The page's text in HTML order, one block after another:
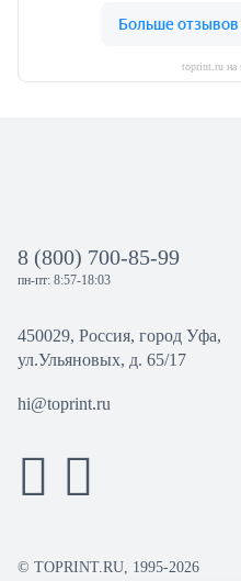
toprint.ru на
8 (800) 700-85-99
пн-пт: 8:57-18:03
450029, Россия, город Уфа,
ул.Ульяновых, д. 65/17
hi@toprint.ru
© TOPRINT.RU, 1995-2026